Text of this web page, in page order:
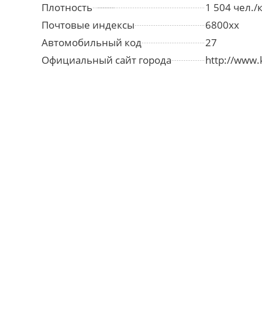
Плотность
1 504 чел./
Почтовые индексы
6800xx
Автомобильный код
27
Официальный сайт города
http://